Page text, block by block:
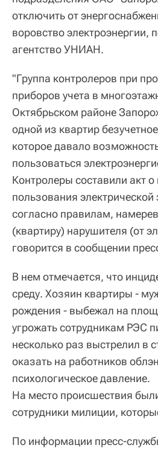
отключить от
воровство электроэнергии,
агентство УНИАН.
"Группа контролеров при
приборов учета в
Октябрьском районе
одной из квартир
которое давало
пользоваться
Контролеры составили акт
пользования электрической
согласно правилам,
(квартиру) нарушителя (от
говорится в сообщении
В нем отмечается, что
среду. Хозяин квартиры -
рождения - выбежал на
угрожать сотрудникам РЭС
несколько раз выстрелил в
оказать на работников
психологическое давление.
На место происшествия
сотрудники милиции,
По информации пресс-